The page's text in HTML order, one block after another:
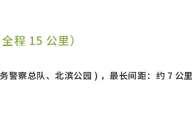
程 15 公里）
警察总队、北滨公园 ) ，最长间距：约 7 公里